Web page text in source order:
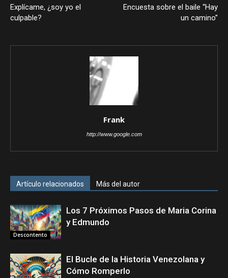
Explícame, ¿soy yo el
culpable?
Encuesta sobre el baile “Hay
un camino”
Frank
http://www.google.com
Artículo relacionados Más del autor
Descontento
Los 7 Próximos Pasos de Maria Corina
y Edmundo
El Bucle de la Historia Venezolana y
Cómo Romperlo